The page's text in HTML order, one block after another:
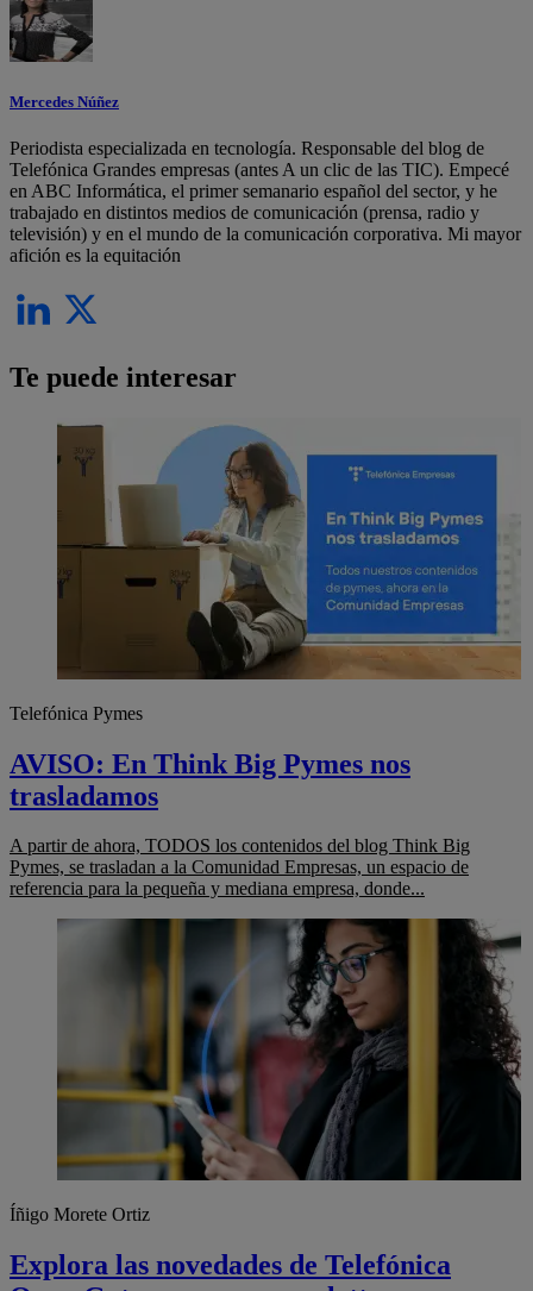
Mercedes Núñez
Periodista especializada en tecnología. Responsable del blog de
Telefónica Grandes empresas (antes A un clic de las TIC). Empecé
en ABC Informática, el primer semanario español del sector, y he
trabajado en distintos medios de comunicación (prensa, radio y
televisión) y en el mundo de la comunicación corporativa. Mi mayor
afición es la equitación
Te puede interesar
Telefónica Pymes
AVISO: En Think Big Pymes nos
trasladamos
A partir de ahora, TODOS los contenidos del blog Think Big
Pymes, se trasladan a la Comunidad Empresas, un espacio de
referencia para la pequeña y mediana empresa, donde...
Íñigo Morete Ortiz
Explora las novedades de Telefónica